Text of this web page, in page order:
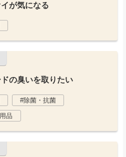
が気になる
の臭いを取りたい
除菌・抗菌
品